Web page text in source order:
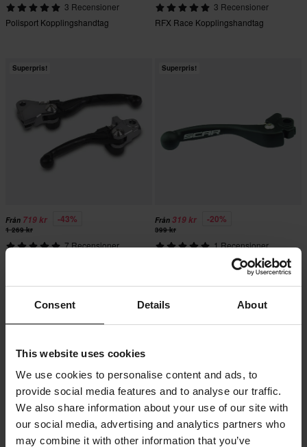
Consent Details About
This website uses cookies
We use cookies to personalise content and ads, to
provide social media features and to analyse our traffic.
We also share information about your use of our site with
our social media, advertising and analytics partners who
may combine it with other information that you’ve
3 Recensioner
Polisport Kopplingshandtag
3 Recensioner
RFX Race Kopplingshandtag
Superpris!
Från 719 kr -43%
1 269 kr
7 Recensioner
Superpris!
Från 319 kr -20%
399 kr
1 Recensioner
SCAR Bromshandtag
Superpris!